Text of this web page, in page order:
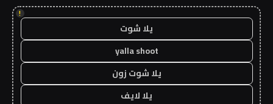
!
يلا شوت
yalla shoot
يلا شوت زون
يلا لايف